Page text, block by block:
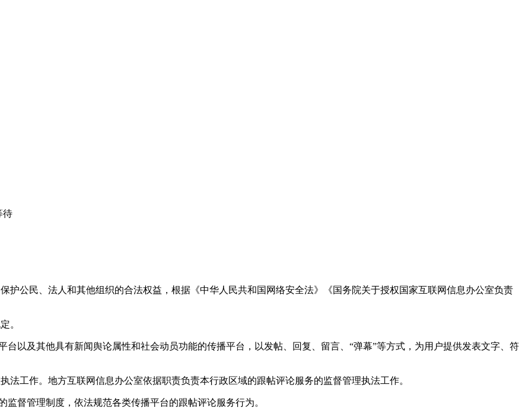
待
护公民、法人和其他组织的合法权益，根据《中华人民共和国网络安全法》《国务院关于授权国家互联网信息办公室负责
。
以及其他具有新闻舆论属性和社会动员功能的传播平台，以发帖、回复、留言、“弹幕”等方式，为用户提供发表文字、符
工作。地方互联网信息办公室依据职责负责本行政区域的跟帖评论服务的监督管理执法工作。
督管理制度，依法规范各类传播平台的跟帖评论服务行为。